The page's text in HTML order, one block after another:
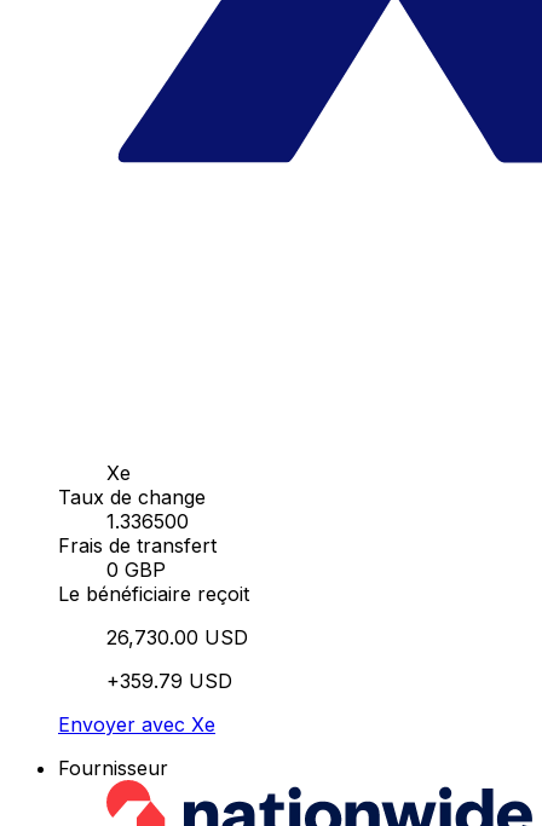
Xe
Taux de change
1.336500
Frais de transfert
0 GBP
Le bénéficiaire reçoit
26,730.00 USD
+359.79 USD
Envoyer avec Xe
Fournisseur